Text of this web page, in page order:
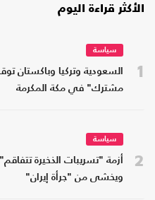
الأكثر قراءة اليوم
1
سياسة
السعودية وتركيا وباكستان
مشترك" في مكة المكرمة
2
سياسة
أزمة "تسريبات الذخيرة
ويخشى من "جرأة إيران"